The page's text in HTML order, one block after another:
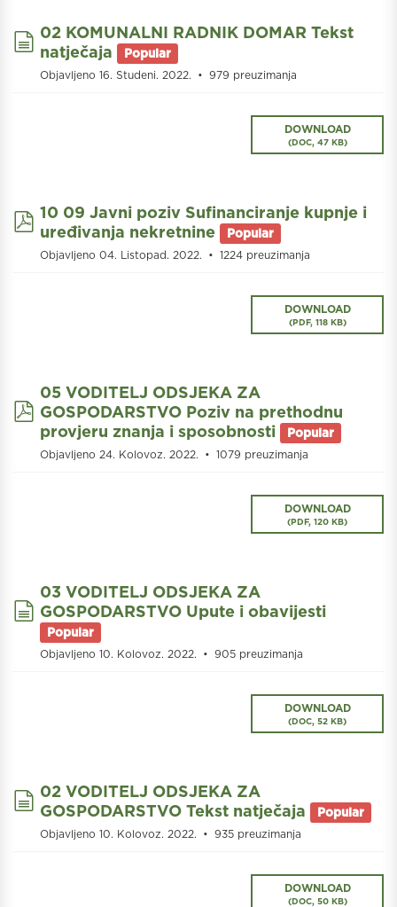
document
02 KOMUNALNI RADNIK DOMAR Tekst
natječaja
Popular
Objavljeno 16. Studeni. 2022. 979 preuzimanja
DOWNLOAD
(DOC, 47 KB)
pdf
10 09 Javni poziv Sufinanciranje kupnje i
uređivanja nekretnine
Popular
Objavljeno 04. Listopad. 2022. 1224 preuzimanja
DOWNLOAD
(PDF, 118 KB)
pdf
05 VODITELJ ODSJEKA ZA
GOSPODARSTVO Poziv na prethodnu
provjeru znanja i sposobnosti
Popular
Objavljeno 24. Kolovoz. 2022. 1079 preuzimanja
DOWNLOAD
(PDF, 120 KB)
document
03 VODITELJ ODSJEKA ZA
GOSPODARSTVO Upute i obavijesti
Popular
Objavljeno 10. Kolovoz. 2022. 905 preuzimanja
DOWNLOAD
(DOC, 52 KB)
document
02 VODITELJ ODSJEKA ZA
GOSPODARSTVO Tekst natječaja
Popular
Objavljeno 10. Kolovoz. 2022. 935 preuzimanja
DOWNLOAD
(DOC, 50 KB)